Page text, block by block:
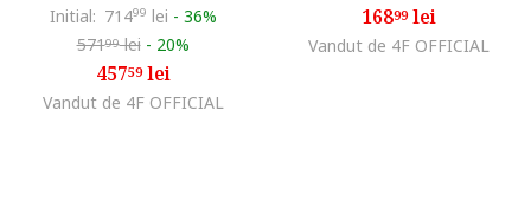
Initial: 71499 lei - 36%
57199lei - 20%
45759lei
Vandut de 4F OFFICIAL
16899lei
Vandut de 4F OFFICIAL